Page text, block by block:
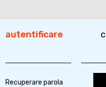
autentificare
Recuperare parola